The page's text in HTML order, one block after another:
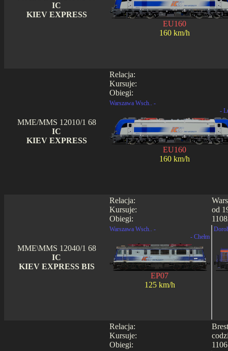
IC
KIEV EXPRESS
EU160
160 km/h
Relacja:
Kursuje:
Obiegi:
MME/MMS 12010/1 68
IC
KIEV EXPRESS
Warszawa Wsch.. -
-
EU160
160 km/h
Relacja:
Kursuje:
Obiegi:
od
MME\MMS 12040/1 68
IC
KIEV EXPRESS BIS
Warszawa Wsch.. -
- Chełm
EP07
125 km/h
Relacja:
Kursuje:
Obiegi: